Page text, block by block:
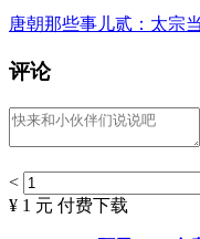
唐朝那些事儿贰：太宗
评论
<
¥ 1 元 付费下载